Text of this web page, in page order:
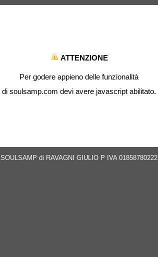
ATTENZIONE
Per godere appieno delle funzionalità
di soulsamp.com devi avere javascript abilitato.
SOULSAMP di RAVAGNI GIULIO P IVA 01858780222